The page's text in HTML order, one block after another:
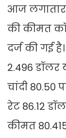
आज लगातार
की कीमत
दर्ज की गई
2.496 डॉलर
चांदी 80.50
रेट 86.12
कीमत